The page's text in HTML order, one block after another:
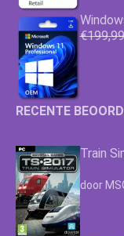
€199,99
RECENTE
Train
door